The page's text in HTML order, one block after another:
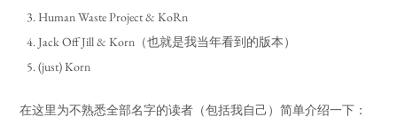
Human Waste Project & KoRn
Jack Off Jill & Korn（也就是我当年看到的版本）
(just) Korn
在这里为不熟悉全部名字的读者（包括我自己）简单介绍一下：